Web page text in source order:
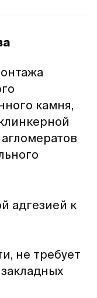
камня,
адгезией к
не требует